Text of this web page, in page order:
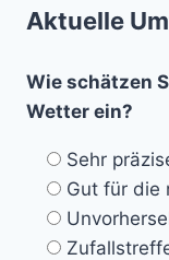
Aktuelle
Wie schätzen
Wetter ein?
Sehr
Gut für die